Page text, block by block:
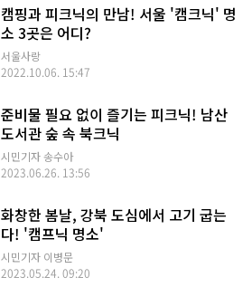
캠핑과 피크닉의 만남! 서울 '캠크닉' 명
소 3곳은 어디?
서울사랑
2022.10.06. 15:47
준비물 필요 없이 즐기는 피크닉! 남산
도서관 숲 속 북크닉
시민기자 송수아
2023.06.26. 13:56
화창한 봄날, 강북 도심에서 고기 굽는
다! '캠프닉 명소'
시민기자 이병문
2023.05.24. 09:20